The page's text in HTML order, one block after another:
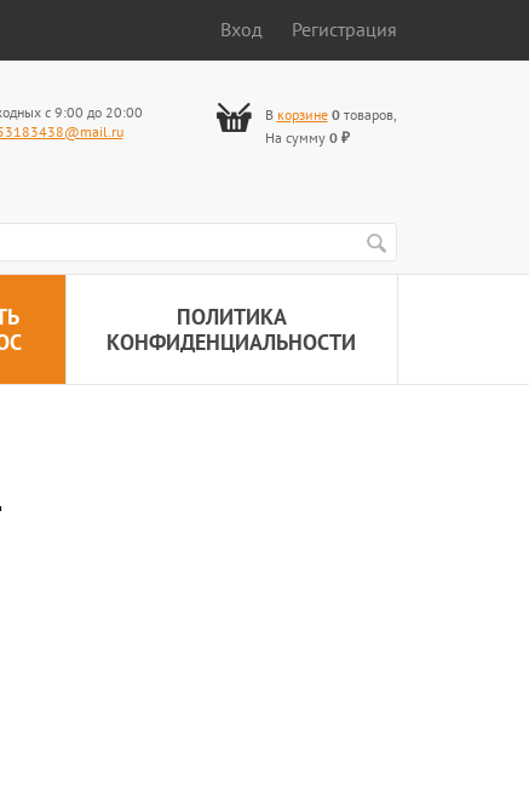
Вход Регистрация
с 9:00 до 20:00
В корзине 0товаров,
На сумму 0 ₽
ПОЛИТИКА
КОНФИДЕНЦИАЛЬНОСТИ